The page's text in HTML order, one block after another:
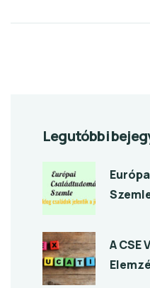
Legutóbbi
A CSE